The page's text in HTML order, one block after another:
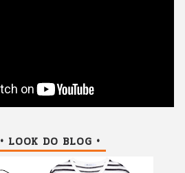
• LOOK DO BLOG •